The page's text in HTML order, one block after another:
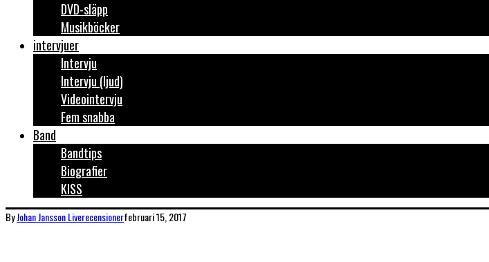
DVD-släpp
Musikböcker
intervjuer
Intervju
Intervju (ljud)
Videointervju
Fem snabba
Band
Bandtips
Biografier
KISS
ByJohan JanssonLiverecensionerfebruari 15, 2017